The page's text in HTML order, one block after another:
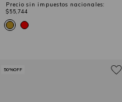
Precio sin impuestos nacionales:
$55,744
50%OFF